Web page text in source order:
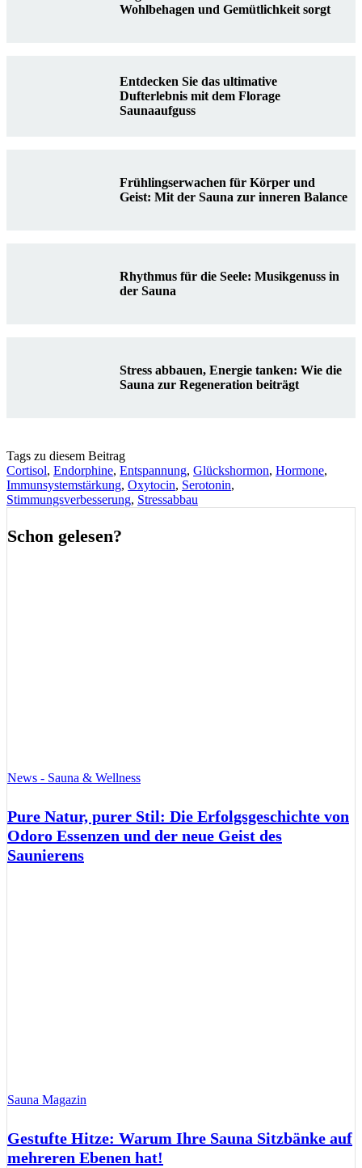
Wohlbehagen und Gemütlichkeit sorgt
Entdecken Sie das ultimative
Dufterlebnis mit dem Florage
Saunaaufguss
Frühlingserwachen für Körper und
Geist: Mit der Sauna zur inneren Balance
Rhythmus für die Seele: Musikgenuss in
der Sauna
Stress abbauen, Energie tanken: Wie die
Sauna zur Regeneration beiträgt
Tags zu diesem Beitrag
Cortisol, Endorphine, Entspannung, Glückshormon, Hormone,
Immunsystemstärkung, Oxytocin, Serotonin,
Stimmungsverbesserung, Stressabbau
Schon gelesen?
News - Sauna & Wellness
Pure Natur, purer Stil: Die Erfolgsgeschichte von
Odoro Essenzen und der neue Geist des
Saunierens
Sauna Magazin
Gestufte Hitze: Warum Ihre Sauna Sitzbänke auf
mehreren Ebenen hat!